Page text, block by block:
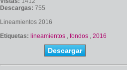
Descargas: 755
Lineamientos 2016
Etiquetas: lineamientos , fondos , 2016
Descargar